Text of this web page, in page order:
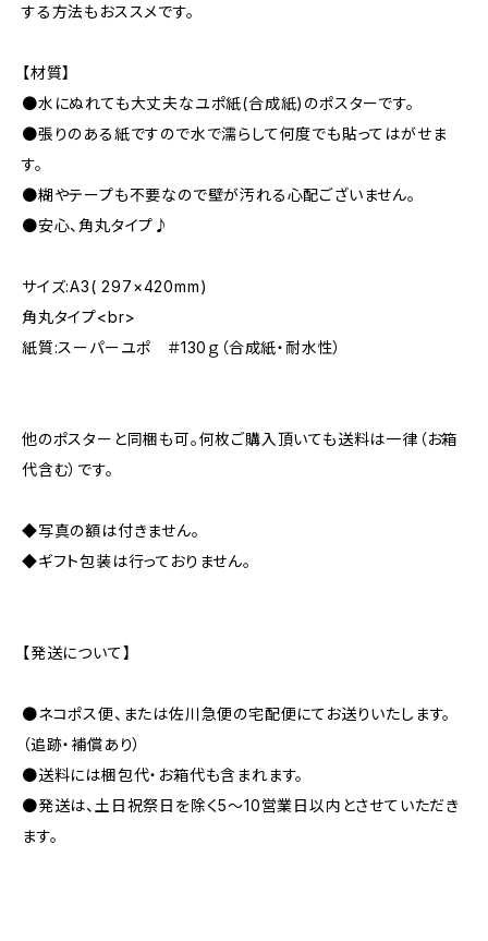
する方法もおススメです。
【材質】
●水にぬれても大丈夫なユポ紙(合成紙)のポスターです。
●張りのある紙ですので水で濡らして何度でも貼ってはがせま
す。
●糊やテープも不要なので壁が汚れる心配ございません。
●安心、角丸タイプ♪
サイズ:A3( 297×420mm)
角丸タイプ<br>
紙質:スーパーユポ ＃130ｇ（合成紙・耐水性）
他のポスターと同梱も可。何枚ご購入頂いても送料は一律（お箱
代含む）です。
◆写真の額は付きません。
◆ギフト包装は行っておりません。
【発送について】
●ネコポス便、または佐川急便の宅配便にてお送りいたします。
（追跡・補償あり）
●送料には梱包代・お箱代も含まれます。
●発送は、土日祝祭日を除く5～10営業日以内とさせていただき
ます。